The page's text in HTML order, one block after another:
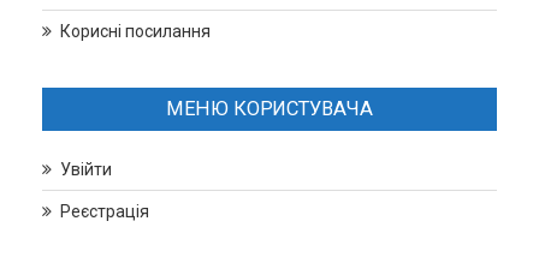
Корисні посилання
МЕНЮ КОРИСТУВАЧА
Увійти
Реєстрація